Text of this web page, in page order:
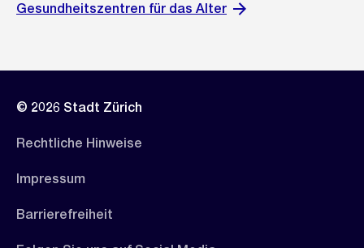
Gesundheitszentren für das Alter
© 2026 Stadt Zürich
Rechtliche Hinweise
Impressum
Barrierefreiheit